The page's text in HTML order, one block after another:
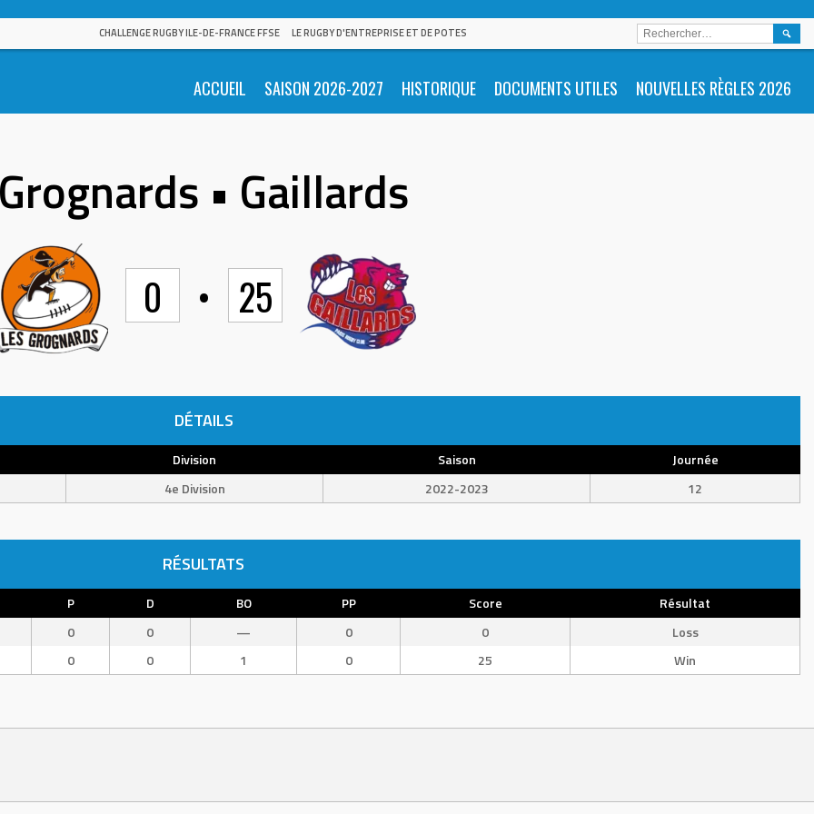
CHALLENGE RUGBY ILE-DE-FRANCE FFSE LE RUGBY D'ENTREPRISE ET DE POTES
ACCUEIL SAISON 2026-2027 HISTORIQUE DOCUMENTS UTILES NOUVELLES RÈGLES 2026
Grognards • Gaillards
0 • 25
DÉTAILS
Division Saison
Journée
4e Division 2022-2023 12
RÉSULTATS
P D BO PP Score
Résultat
0 0 — 0 0
Loss
0 0 1 0 25 Win